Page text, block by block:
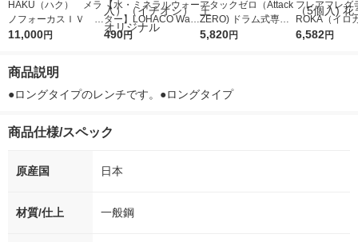
HAKU（ハク） メラ
ノフォーカスＩＶ 4
5ｇ 資生堂 おまけ
11,000円
【水・ミネラルウォー
ター】LOHACO Wate
r（ロハコウォータ
490円
アタックゼロ（Attack
ZERO) ドラム式専用
詰め替え メガジャン
5,820円
フレアフレグ
ROKA（イロ
イキッドリリ
6,582円
商品説明
●ロングタイプのレンチです。●ロングタイプ
商品仕様/スペック
原産国 日本
材質/仕上 一般鋼